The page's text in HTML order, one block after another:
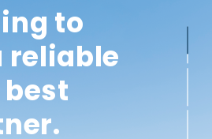
to
reliable